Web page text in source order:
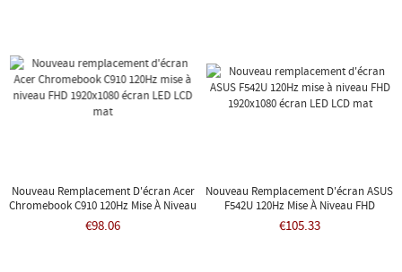
Nouveau Remplacement D'écran Acer
Chromebook C910 120Hz Mise À Niveau
FHD 1920x1080 Écran LED LCD Mat
€98.06
Nouveau Remplacement D'écran ASUS
F542U 120Hz Mise À Niveau FHD
1920x1080 Écran LED LCD Mat
€105.33